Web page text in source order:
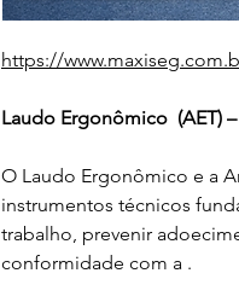
https://
Laudo Ergonômico  (AET)
O Laudo Ergonômico e a
instrumentos técnicos
trabalho, prevenir
conformidade com a .